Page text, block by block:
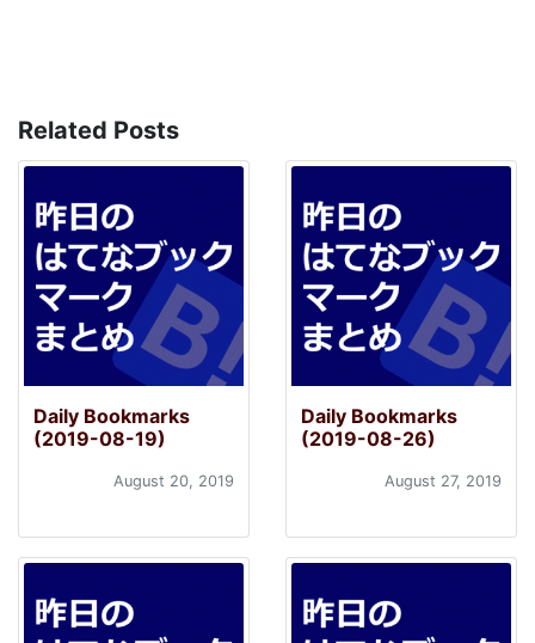
Related Posts
Daily Bookmarks
(2019-08-19)
August 20, 2019
Daily Bookmarks
(2019-08-26)
August 27, 2019